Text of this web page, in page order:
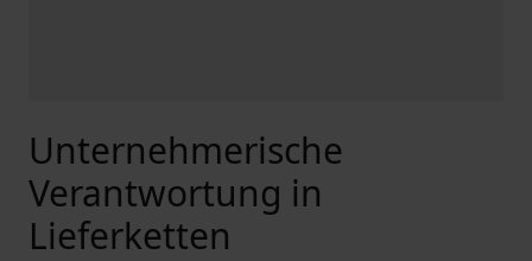
Unternehmerische
Verantwortung in
Lieferketten